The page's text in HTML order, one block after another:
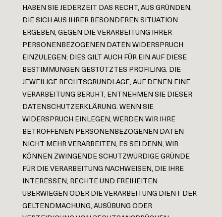
HABEN SIE JEDERZEIT DAS RECHT, AUS GRÜNDEN,
DIE SICH AUS IHRER BESONDEREN SITUATION
ERGEBEN, GEGEN DIE VERARBEITUNG IHRER
PERSONENBEZOGENEN DATEN WIDERSPRUCH
EINZULEGEN; DIES GILT AUCH FÜR EIN AUF DIESE
BESTIMMUNGEN GESTÜTZTES PROFILING. DIE
JEWEILIGE RECHTSGRUNDLAGE, AUF DENEN EINE
VERARBEITUNG BERUHT, ENTNEHMEN SIE DIESER
DATENSCHUTZERKLÄRUNG. WENN SIE
WIDERSPRUCH EINLEGEN, WERDEN WIR IHRE
BETROFFENEN PERSONENBEZOGENEN DATEN
NICHT MEHR VERARBEITEN, ES SEI DENN, WIR
KÖNNEN ZWINGENDE SCHUTZWÜRDIGE GRÜNDE
FÜR DIE VERARBEITUNG NACHWEISEN, DIE IHRE
INTERESSEN, RECHTE UND FREIHEITEN
ÜBERWIEGEN ODER DIE VERARBEITUNG DIENT DER
GELTENDMACHUNG, AUSÜBUNG ODER